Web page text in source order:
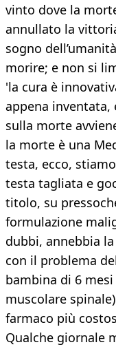
vinto dove la
annullato la
sogno
morire; e non si
'la cura è
appena inventata,
sulla morte
la morte è una
testa, ecco,
testa tagliata e
titolo, su
formulazione
dubbi, annebbia
con il problema
bambina di 6
muscolare
farmaco più
Qualche giornale